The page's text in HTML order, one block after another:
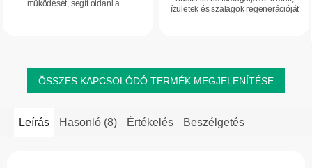
működését, segít oldani a
ízületek és szalagok regenerációját
ÖSSZES KAPCSOLÓDÓ TERMÉK MEGJELENÍTÉSE
Leírás Hasonló (8) Értékelés Beszélgetés